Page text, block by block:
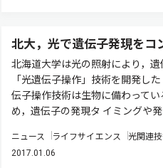
北大，光で遺伝子発現をコ
北海道大学は光の照射により，
「光遺伝子操作」技術を開発し
伝子操作技術は生物に備わって
め，遺伝子の発現タ イミングや発
ニュース ライフサイエンス 光関連
2017.01.06